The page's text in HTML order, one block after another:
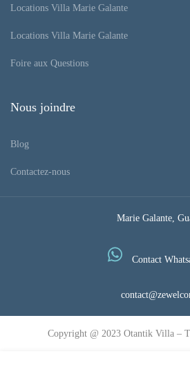
Locations Villa Marie Galante
Locations Villa Marie Galante
Foire aux Questions
Nous joindre
Blog
Contactez-nous
Marie Galante,
Contact
Copyright @ 2023 Otantik Villa –